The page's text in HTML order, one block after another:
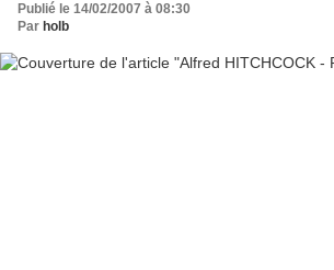
Publié le 14/02/2007 à 08:30
Par holb